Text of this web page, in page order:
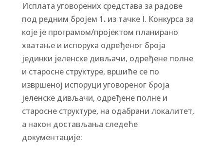
Исплата уговорених средстава за радове
под редним бројем 1.из тачке I. Конкурса за
које је програмом/пројектом планирано
хватање и испорука одређеног броја
јединки јеленске дивљачи, одређене полне
и старосне структуре, вршиће се по
извршеној испоруци уговореног броја
јеленске дивљачи, одређене полне и
старосне структуре, на одабрани локалитет,
а након достављања следеће
документације: